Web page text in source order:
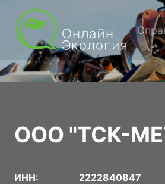
ООО "ТСК-
ИНН: 2222840847